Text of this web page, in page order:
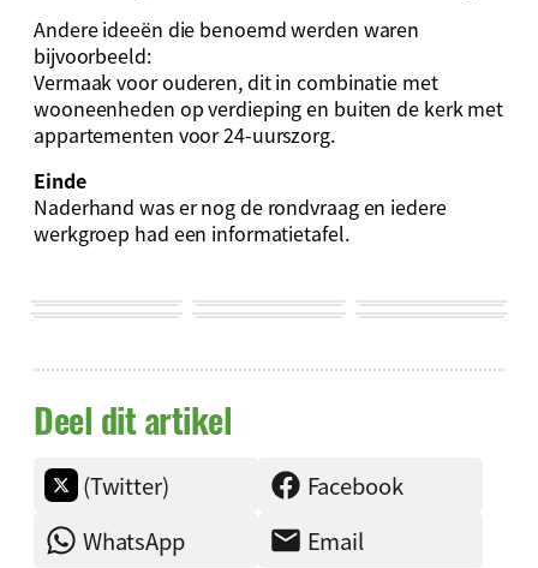
Andere ideeën die benoemd werden waren
bijvoorbeeld:
Vermaak voor ouderen, dit in combinatie met
wooneenheden op verdieping en buiten de kerk met
appartementen voor 24-uurszorg.
Einde
Naderhand was er nog de rondvraag en iedere
werkgroep had een informatietafel.
Deel dit artikel
(Twitter)
Facebook
WhatsApp
Email